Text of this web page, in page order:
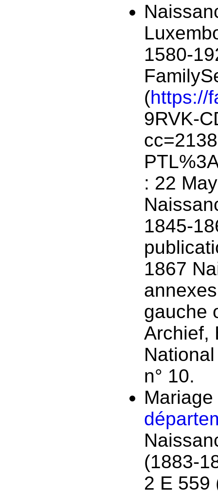
1580-
(https://
9RVK-
: 22
1845-
1867
gauche
Archief,
n° 10.
(1883-
2 E 559